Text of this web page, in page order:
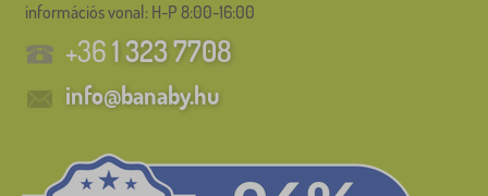
információs vonal: H-P 8:00-16:00
+361 323 7708
info@banaby.hu